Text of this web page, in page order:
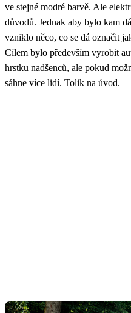
ve stejné modré barvě. Ale
důvodů. Jednak aby bylo kam
vzniklo něco, co se dá označit
Cílem bylo především vyrobit
hrstku nadšenců, ale pokud
sáhne více lidí. Tolik na úvod.